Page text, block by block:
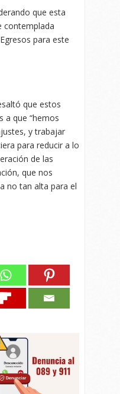
que esta
contemplada
para este
que estos
a que “hemos
y trabajar
para reducir a lo
de las
que nos
no tan alta para el